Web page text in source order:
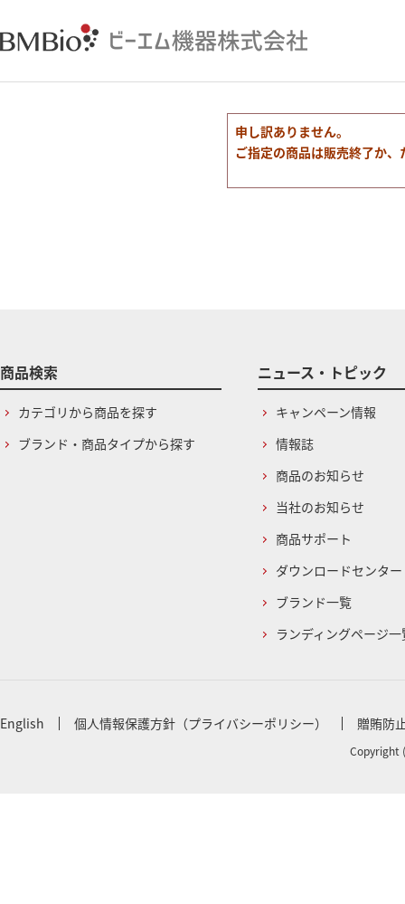
申し訳ありません。
ご指定の商品は販売終了か
商品検索
カテゴリから商品を探す
ブランド・商品タイプから探す
ニュース・トピック
キャンペーン情報
情報誌
商品のお知らせ
当社のお知らせ
商品サポート
ダウンロードセンター
ブランド一覧
ランディングページ一
English 個人情報保護方針（プライバシーポリシー） 贈賄防
Copyright